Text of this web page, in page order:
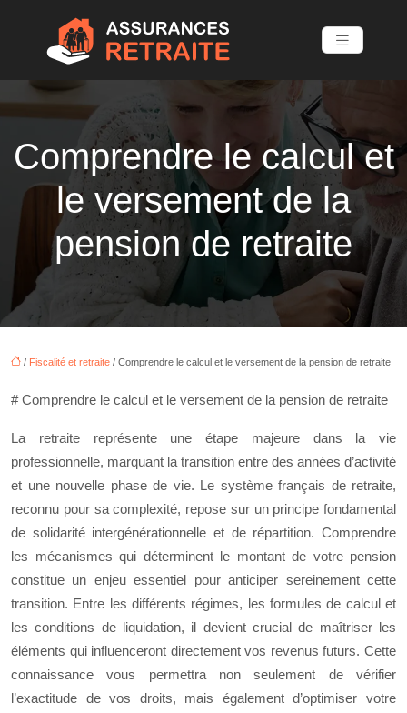
Comprendre le calcul et
le versement de la
pension de retraite
/ Fiscalité et retraite / Comprendre le calcul et le versement de la pension de retraite
# Comprendre le calcul et le versement de la pension de retraite
La retraite représente une étape majeure dans la vie
professionnelle, marquant la transition entre des années d’activité
et une nouvelle phase de vie. Le système français de retraite,
reconnu pour sa complexité, repose sur un principe fondamental
de solidarité intergénérationnelle et de répartition. Comprendre
les mécanismes qui déterminent le montant de votre pension
constitue un enjeu essentiel pour anticiper sereinement cette
transition. Entre les différents régimes, les formules de calcul et
les conditions de liquidation, il devient crucial de maîtriser les
éléments qui influenceront directement vos revenus futurs. Cette
connaissance vous permettra non seulement de vérifier
l’exactitude de vos droits, mais également d’optimiser votre